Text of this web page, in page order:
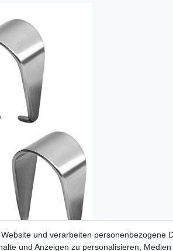
und verarbeiten personenbezogene
und Anzeigen zu personalisieren, Medien